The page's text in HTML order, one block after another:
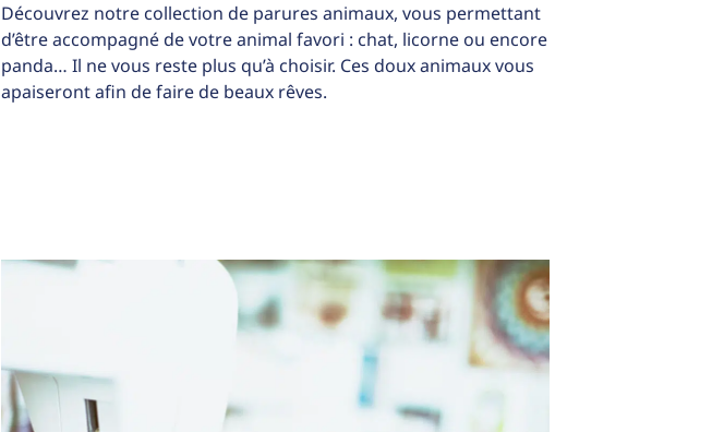
Découvrez notre collection de parures animaux, vous permettant
d’être accompagné de votre animal favori : chat, licorne ou encore
panda… Il ne vous reste plus qu’à choisir. Ces doux animaux vous
apaiseront afin de faire de beaux rêves.